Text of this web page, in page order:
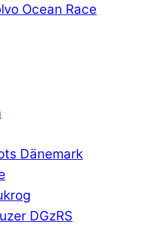
Ocean Race
Dänemark
DGzRS